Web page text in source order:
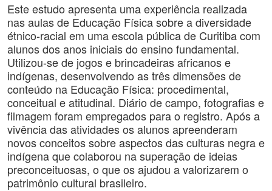
Este estudo apresenta uma experiência realizada
nas aulas de Educação Física sobre a diversidade
étnico-racial em uma escola pública de Curitiba com
alunos dos anos iniciais do ensino fundamental.
Utilizou-se de jogos e brincadeiras africanos e
indígenas, desenvolvendo as três dimensões de
conteúdo na Educação Física: procedimental,
conceitual e atitudinal. Diário de campo, fotografias e
filmagem foram empregados para o registro. Após a
vivência das atividades os alunos apreenderam
novos conceitos sobre aspectos das culturas negra e
indígena que colaborou na superação de ideias
preconceituosas, o que os ajudou a valorizarem o
patrimônio cultural brasileiro.